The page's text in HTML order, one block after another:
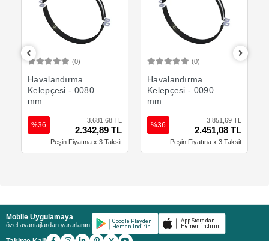
(0)
Havalandırma
Kelepçesi - 0080
mm
3.681,68 TL
2.342,89 TL
%36
Peşin Fiyatına x 3 Taksit
(0)
Havalandırma
Kelepçesi - 0090
mm
3.851,69 TL
2.451,08 TL
%36
Peşin Fiyatına x 3 Taksit
Mobile Uygulamaya
özel avantajlardan yararlanın!